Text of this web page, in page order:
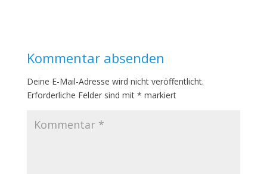
Kommentar absenden
Deine E-Mail-Adresse wird nicht veröffentlicht.
Erforderliche Felder sind mit * markiert